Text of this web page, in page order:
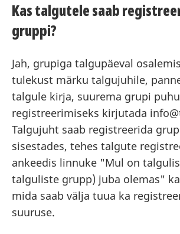
Kas talgutele saab
gruppi?
Jah, grupiga talgupäeval
tulekust märku talgujuhile,
talgule kirja, suurema grupi
registreerimiseks kirjutada
Talgujuht saab registreerida
sisestades, tehes talgute
ankeedis linnuke "Mul on
talguliste grupp) juba olemas"
mida saab välja tuua ka
suuruse.